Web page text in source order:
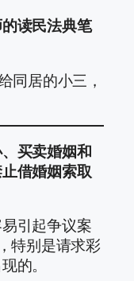
的读民法典笔
同居的小三，
买卖婚姻和
借婚姻索取
引起争议案
特别是请求彩
的。